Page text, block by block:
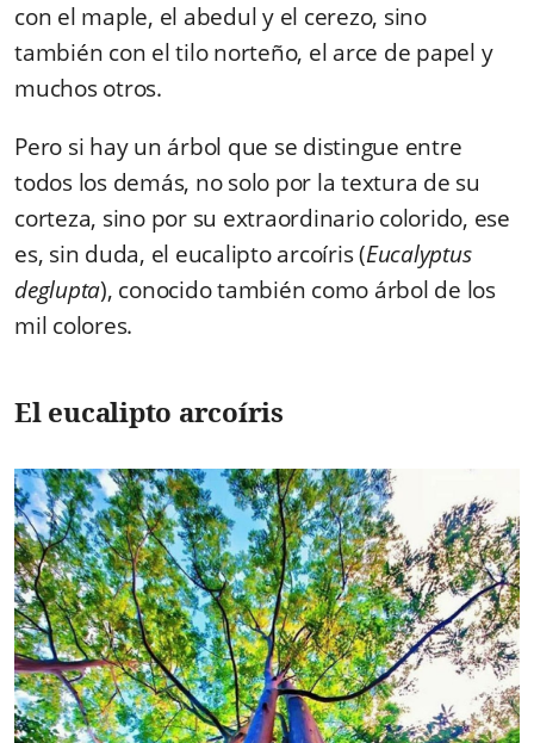
con el maple, el abedul y el cerezo, sino
también con el tilo norteño, el arce de papel y
muchos otros.
Pero si hay un árbol que se distingue entre
todos los demás, no solo por la textura de su
corteza, sino por su extraordinario colorido, ese
es, sin duda, el eucalipto arcoíris (Eucalyptus
deglupta), conocido también como árbol de los
mil colores.
El eucalipto arcoíris